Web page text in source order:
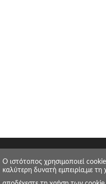
O ιστότοπος χρησιμοποιεί
καλύτερη δυνατή εμπειρία,με